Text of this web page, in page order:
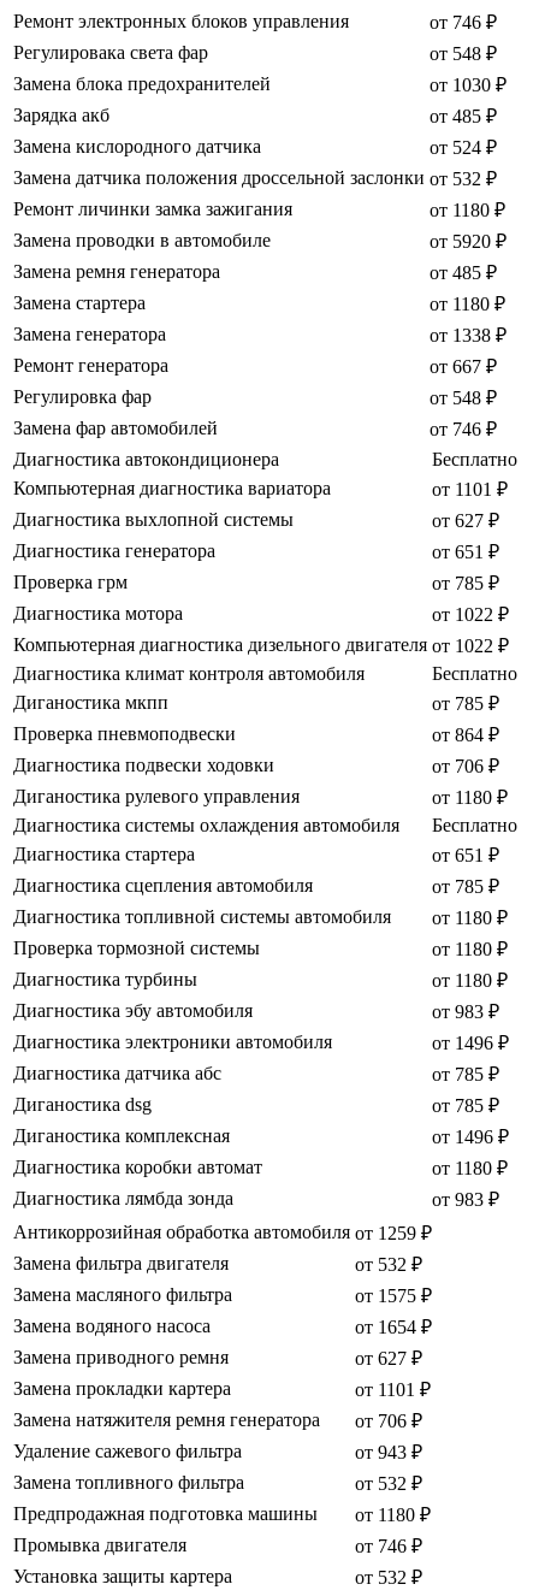
Ремонт электронных блоков управления
от 746 ₽
Регулировака света фар
от 548 ₽
Замена блока предохранителей
от 1030 ₽
Зарядка акб
от 485 ₽
Замена кислородного датчика
от 524 ₽
Замена датчика положения дроссельной заслонки от 532 ₽
Ремонт личинки замка зажигания
от 1180 ₽
Замена проводки в автомобиле
от 5920 ₽
Замена ремня генератора
от 485 ₽
Замена стартера
от 1180 ₽
Замена генератора
от 1338 ₽
Ремонт генератора
от 667 ₽
Регулировка фар
от 548 ₽
Замена фар автомобилей
от 746 ₽
Диагностика автокондиционера
Бесплатно
Компьютерная диагностика вариатора
от 1101 ₽
Диагностика выхлопной системы
от 627 ₽
Диагностика генератора
от 651 ₽
Проверка грм
от 785 ₽
Диагностика мотора
от 1022 ₽
Компьютерная диагностика дизельного двигателя от 1022 ₽
Диагностика климат контроля автомобиля
Бесплатно
Диганостика мкпп
от 785 ₽
Проверка пневмоподвески
от 864 ₽
Диагностика подвески ходовки
от 706 ₽
Диганостика рулевого управления
от 1180 ₽
Диагностика системы охлаждения автомобиля
Бесплатно
Диагностика стартера
от 651 ₽
Диагностика сцепления автомобиля
от 785 ₽
Диагностика топливной системы автомобиля
от 1180 ₽
Проверка тормозной системы
от 1180 ₽
Диагностика турбины
от 1180 ₽
Диагностика эбу автомобиля
от 983 ₽
Диагностика электроники автомобиля
от 1496 ₽
Диагностика датчика абс
от 785 ₽
Диганостика dsg
от 785 ₽
Диганостика комплексная
от 1496 ₽
Диагностика коробки автомат
от 1180 ₽
Диагностика лямбда зонда
от 983 ₽
Антикоррозийная обработка автомобиля от 1259 ₽
Замена фильтра двигателя
от 532 ₽
Замена масляного фильтра
от 1575 ₽
Замена водяного насоса
от 1654 ₽
Замена приводного ремня
от 627 ₽
Замена прокладки картера
от 1101 ₽
Замена натяжителя ремня генератора
от 706 ₽
Удаление сажевого фильтра
от 943 ₽
Замена топливного фильтра
от 532 ₽
Предпродажная подготовка машины
от 1180 ₽
Промывка двигателя
от 746 ₽
Установка защиты картера
от 532 ₽